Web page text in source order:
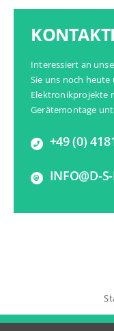
Interessiert an
Sie uns noch heute
Elektronikprojekte
Gerätemontage
+49 (0)
INFO@D-